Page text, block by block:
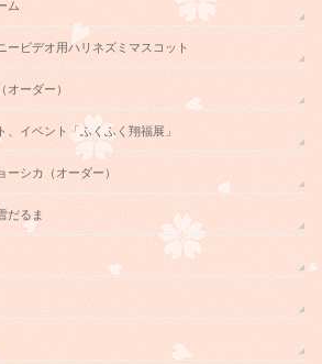
ム
ービデオ用ハリネズミマスコット
オーダー）
、イベント「ふくふく翔福展」
ーシカ（オーダー）
だるま